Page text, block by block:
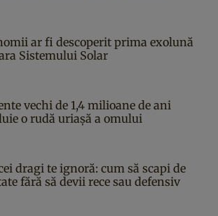
ar fi descoperit prima exolună
Sistemului Solar
vechi de 1,4 milioane de ani
o rudă uriașă a omului
dragi te ignoră: cum să scapi de
fără să devii rece sau defensiv